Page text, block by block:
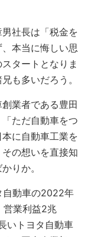
社長は「税金を
本当に悔しい思
タートとなりま
も多いだろう。
業者である豊田
ただ自動車をつ
に自動車工業を
の想いを直接知
りか。
自動車の2022年
営業利益2兆
いトヨタ自動車